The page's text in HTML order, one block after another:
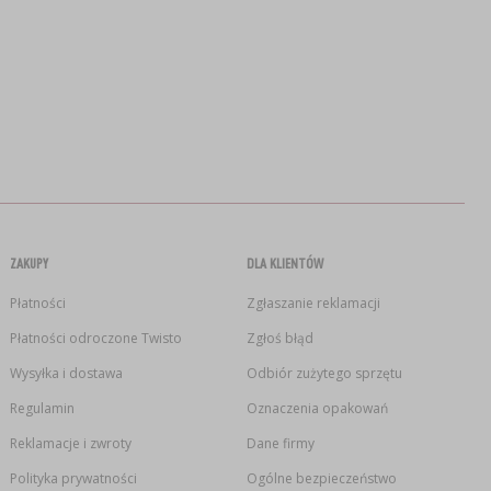
ZAKUPY
Płatności
Płatności odroczone Twisto
Wysyłka i dostawa
Regulamin
Reklamacje i zwroty
Polityka prywatności
DLA KLIENTÓW
Zgłaszanie reklamacji
Zgłoś błąd
Odbiór zużytego sprzętu
Oznaczenia opakowań
Dane firmy
Ogólne bezpieczeństwo